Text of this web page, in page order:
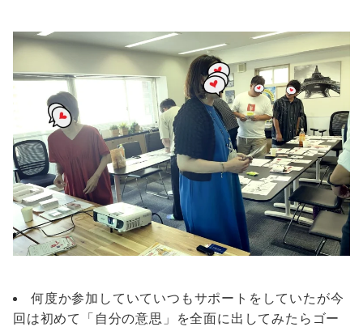
何度か参加していていつもサポートをしていたが今
回は初めて「自分の意思」を全面に出してみたらゴー